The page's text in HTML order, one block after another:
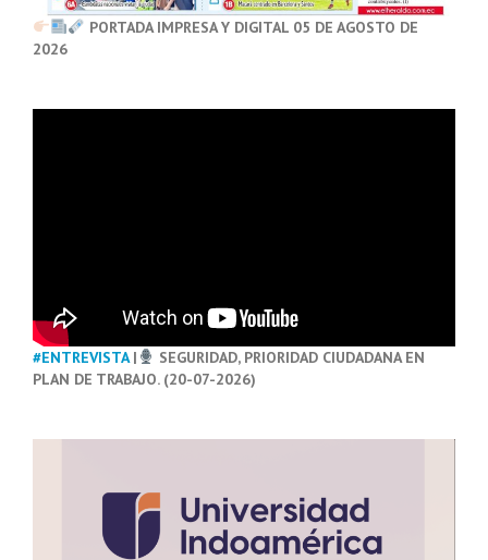
PORTADA IMPRESA Y DIGITAL 05 DE AGOSTO DE
2026
#ENTREVISTA|
SEGURIDAD, PRIORIDAD CIUDADANA EN
PLAN DE TRABAJO. (20-07-2026)